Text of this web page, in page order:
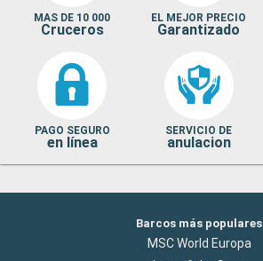
MAS DE 10 000
Cruceros
EL MEJOR PRECIO
Garantizado
PAGO SEGURO
en línea
SERVICIO DE
anulacion
Barcos más populares
MSC World Europa